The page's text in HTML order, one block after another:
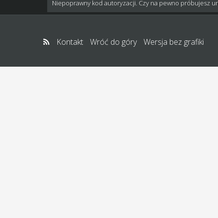
Niepoprawny kod autoryzacji. Czy na pewno próbujesz
Kontakt Wróć do góry Wersja bez grafiki